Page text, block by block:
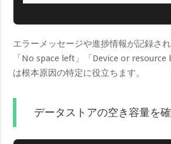
エラーメッセージや進捗情報が記録さ
「No space left」「Device o​r resource
は根本原因の特定に役立ちます。
データストアの空き容量を